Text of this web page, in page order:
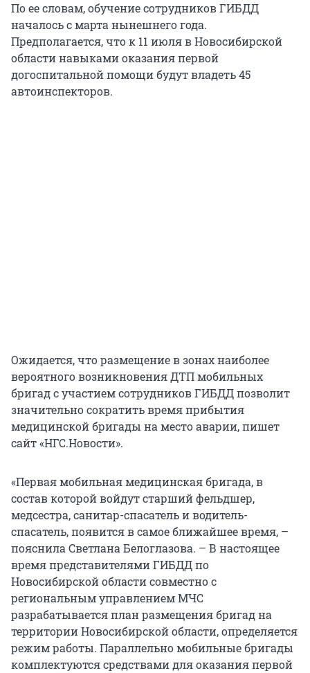
По ее словам, обучение сотрудников ГИБДД
началось с марта нынешнего года.
Предполагается, что к 11 июля в Новосибирской
области навыками оказания первой
догоспитальной помощи будут владеть 45
автоинспекторов.
Ожидается, что размещение в зонах наиболее
вероятного возникновения ДТП мобильных
бригад с участием сотрудников ГИБДД позволит
значительно сократить время прибытия
медицинской бригады на место аварии, пишет
сайт «НГС.Новости».
«Первая мобильная медицинская бригада, в
состав которой войдут старший фельдшер,
медсестра, санитар-спасатель и водитель-
спасатель, появится в самое ближайшее время, –
пояснила Светлана Белоглазова. – В настоящее
время представителями ГИБДД по
Новосибирской области совместно с
региональным управлением МЧС
разрабатывается план размещения бригад на
территории Новосибирской области, определяется
режим работы. Параллельно мобильные бригады
комплектуются средствами для оказания первой